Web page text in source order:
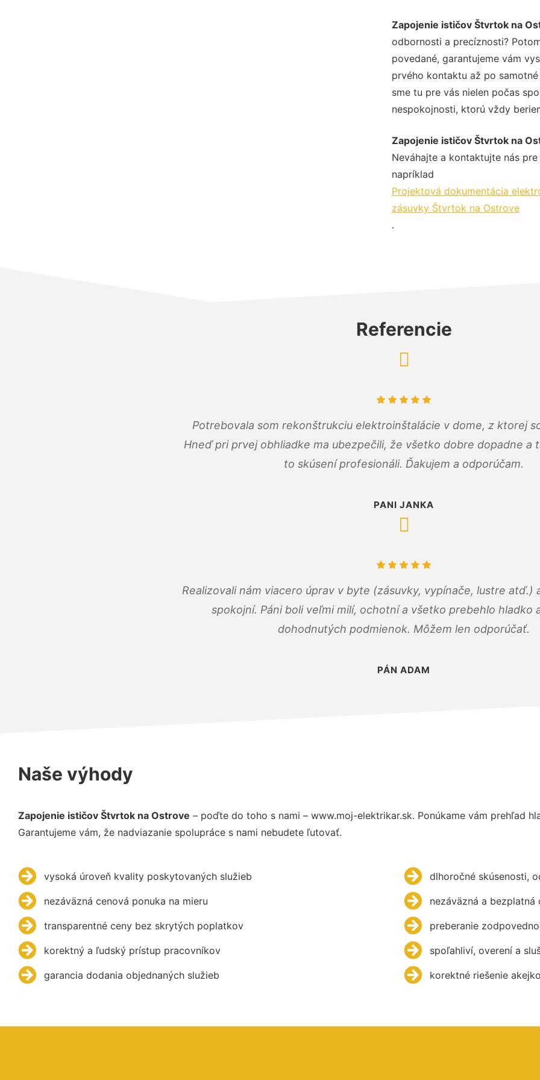
Zapojenie ističov Štvrtok na
odbornosti a precíznosti?
povedané, garantujeme vám
prvého kontaktu až po
sme tu pre vás nielen počas
nespokojnosti, ktorú vždy
Zapojenie ističov Štvrtok na
Neváhajte a kontaktujte nás
napríklad
Projektová dokumentácia
zásuvky Štvrtok na Ostrove
.
Referencie
Potrebovala som rekonštrukciu elektroinštalácie v dome, z ktorej
Hneď pri prvej obhliadke ma ubezpečili, že všetko dobre dopadne a
to skúsení profesionáli. Ďakujem a odporúčam.
PANI JANKA
Realizovali nám viacero úprav v byte (zásuvky, vypínače, lustre atď.)
spokojní. Páni boli veľmi milí, ochotní a všetko prebehlo hladko
dohodnutých podmienok. Môžem len odporúčať.
PÁN ADAM
Naše výhody
Zapojenie ističov Štvrtok na Ostrove – poďte do toho s nami – www.moj-elektrikar.sk. Ponúkame vám prehľad
Garantujeme vám, že nadviazanie spolupráce s nami nebudete ľutovať.
vysoká úroveň kvality poskytovaných služieb
nezáväzná cenová ponuka na mieru
transparentné ceny bez skrytých poplatkov
korektný a ľudský prístup pracovníkov
garancia dodania objednaných služieb
dlhoročné skúsenosti,
nezáväzná a
preberanie
spoľahliví, overení a
korektné riešenie